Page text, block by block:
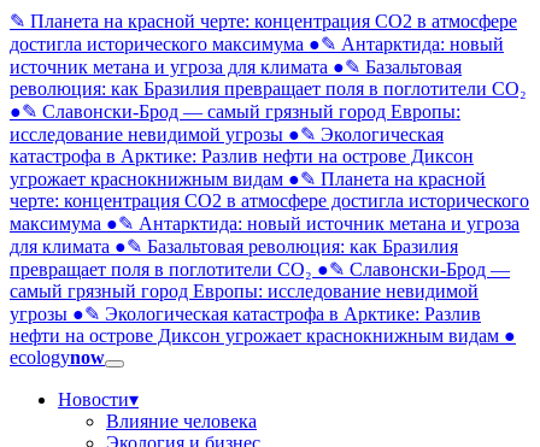
✎ Планета на красной черте: концентрация CO2 в атмосфере
достигла исторического максимума ●✎ Антарктида: новый
источник метана и угроза для климата ●✎ Базальтовая
революция: как Бразилия превращает поля в поглотители CO₂
●✎ Славонски-Брод — самый грязный город Европы:
исследование невидимой угрозы ●✎ Экологическая
катастрофа в Арктике: Разлив нефти на острове Диксон
угрожает краснокнижным видам ●✎ Планета на красной
черте: концентрация CO2 в атмосфере достигла исторического
максимума ●✎ Антарктида: новый источник метана и угроза
для климата ●✎ Базальтовая революция: как Бразилия
превращает поля в поглотители CO₂ ●✎ Славонски-Брод —
самый грязный город Европы: исследование невидимой
угрозы ●✎ Экологическая катастрофа в Арктике: Разлив
нефти на острове Диксон угрожает краснокнижным видам ●
ecologynow
Новости▾
Влияние человека
Экология и бизнес